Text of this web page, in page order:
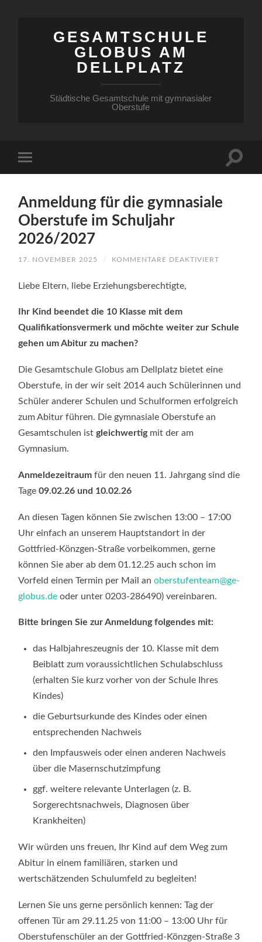
GESAMTSCHULE
GLOBUS AM
DELLPLATZ
Städtische Gesamtschule mit gymnasialer
Oberstufe
Anmeldung für die gymnasiale
Oberstufe im Schuljahr
2026/2027
17. NOVEMBER 2025 / KOMMENTARE DEAKTIVIERT
2026/2027
Liebe Eltern, liebe Erziehungsberechtigte,
Ihr Kind beendet die 10 Klasse mit dem
Qualifikationsvermerk und möchte weiter zur Schule
gehen um Abitur zu machen?
Die Gesamtschule Globus am Dellplatz bietet eine
Oberstufe, in der wir seit 2014 auch Schülerinnen und
Schüler anderer Schulen und Schulformen erfolgreich
zum Abitur führen. Die gymnasiale Oberstufe an
Gesamtschulen istgleichwertigmit der am
Gymnasium.
Anmeldezeitraum für den neuen 11. Jahrgang sind die
Tage09.02.26 und 10.02.26
An diesen Tagen können Sie zwischen 13:00 – 17:00
Uhr einfach an unserem Hauptstandort in der
Gottfried-Könzgen-Straße vorbeikommen, gerne
können Sie aber ab dem 01.12.25 auch schon im
Vorfeld einen Termin per Mail anoberstufenteam@ge-
globus.de oder unter 0203-286490) vereinbaren.
Bitte bringen Sie zur Anmeldung folgendes mit:
das Halbjahreszeugnis der 10. Klasse mit dem
Beiblatt zum voraussichtlichen Schulabschluss
(erhalten Sie kurz vorher von der Schule Ihres
Kindes)
die Geburtsurkunde des Kindes oder einen
entsprechenden Nachweis
den Impfausweis oder einen anderen Nachweis
über die Masernschutzimpfung
ggf. weitere relevante Unterlagen (z. B.
Sorgerechtsnachweis, Diagnosen über
Krankheiten)
Wir würden uns freuen, Ihr Kind auf dem Weg zum
Abitur in einem familiären, starken und
wertschätzenden Schulumfeld zu begleiten!
Lernen Sie uns gerne persönlich kennen: Tag der
offenen Tür am 29.11.25 von 11:00 – 13:00 Uhr für
Oberstufenschüler an der Gottfried-Könzgen-Straße 3